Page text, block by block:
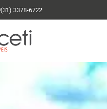
(31) 3378-6722